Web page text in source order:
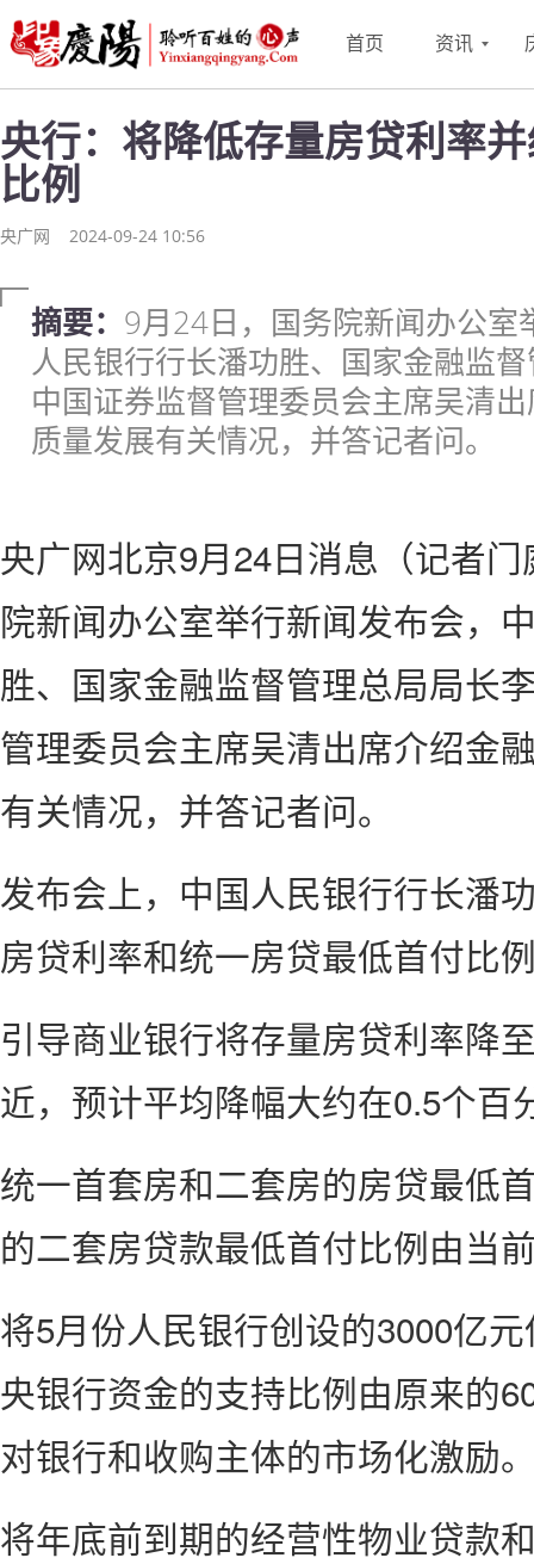
首页 资讯
央行：将降低存量房贷利率
比例
央广网 2024-09-24 10:56
摘要： 9月24日，国务院新闻办公室
人民银行行长潘功胜、国家金融监
中国证券监督管理委员会主席吴清
质量发展有关情况，并答记者问。
央广网北京9月24日消息（记者
院新闻办公室举行新闻发布会，
胜、国家金融监督管理总局局长
管理委员会主席吴清出席介绍金
有关情况，并答记者问。
发布会上，中国人民银行行长潘
房贷利率和统一房贷最低首付比
引导商业银行将存量房贷利率降
近，预计平均降幅大约在0.5个百
统一首套房和二套房的房贷最低
的二套房贷款最低首付比例由当
将5月份人民银行创设的3000亿
央银行资金的支持比例由原来的
对银行和收购主体的市场化激励
将年底前到期的经营性物业贷款